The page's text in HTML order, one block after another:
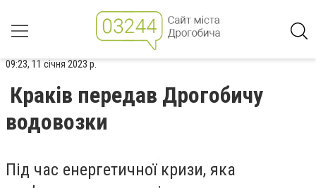
09:23, 11 січня 2023 р.
Краків передав Дрогобичу
водовозки
Під час енергетичної кризи, яка